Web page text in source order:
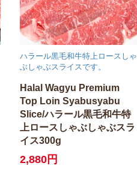
ハラール黒毛和牛特上ロースしゃ
ぶしゃぶスライスです。
Halal Wagyu Premium
Top Loin Syabusyabu
Slice/ハラール黒毛和牛特
上ロースしゃぶしゃぶスラ
イス300g
2,880円